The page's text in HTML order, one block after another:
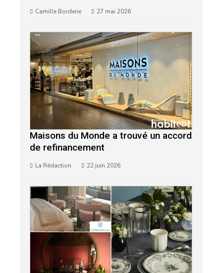
Camille Borderie 27 mai 2026
Maisons du Monde a trouvé un accord
de refinancement
La Rédaction 22 juin 2026